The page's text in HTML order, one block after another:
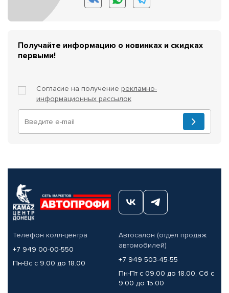
Получайте информацию о новинках и скидках
первыми!
Согласие на получение рекламно-
информационных рассылок
Телефон колл-центра
+7 949 00-00-550
Пн-Вс с 9.00 до 18.00
Автосалон (отдел продаж
автомобилей)
+7 949 503-45-55
Пн-Пт с 09.00 до 18.00, Сб с
9.00 до 15.00